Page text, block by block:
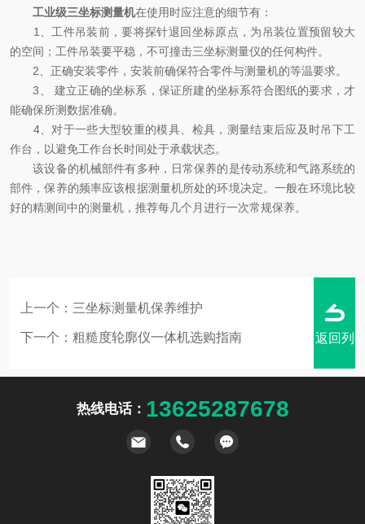
工业级三坐标测量机在使用时应注意的细节有：
1、工件吊装前，要将探针退回坐标原点，为吊装位置预留较大
的空间；工件吊装要平稳，不可撞击三坐标测量仪的任何构件。
2、正确安装零件，安装前确保符合零件与测量机的等温要求。
3、 建立正确的坐标系，保证所建的坐标系符合图纸的要求，才
能确保所测数据准确。
4、对于一些大型较重的模具、检具，测量结束后应及时吊下工
作台，以避免工作台长时间处于承载状态。
该设备的机械部件有多种，日常保养的是传动系统和气路系统的
部件，保养的频率应该根据测量机所处的环境决定。一般在环境比较
好的精测间中的测量机，推荐每几个月进行一次常规保养。
上一个： 三坐标测量机保养维护
下一个： 粗糙度轮廓仪一体机选购指南 返回列
热线电话： 13625287678